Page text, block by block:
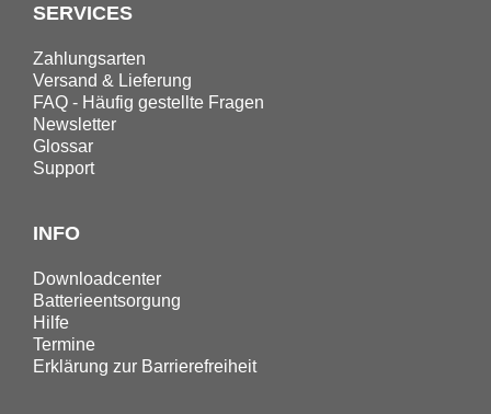
SERVICES
Zahlungsarten
Versand & Lieferung
FAQ - Häufig gestellte Fragen
Newsletter
Glossar
Support
INFO
Downloadcenter
Batterieentsorgung
Hilfe
Termine
Erklärung zur Barrierefreiheit